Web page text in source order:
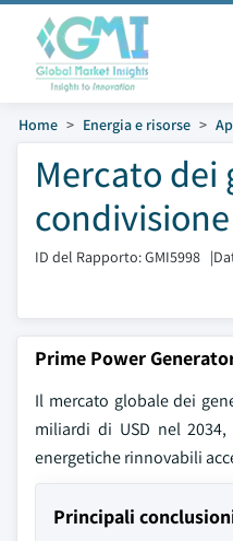
Home Energia e risorse
Mercato
ID del Rapporto: GMI5998 |
Prime Power
Il mercato globale dei
miliardi di USD nel
energetiche rinnovabili
Principali